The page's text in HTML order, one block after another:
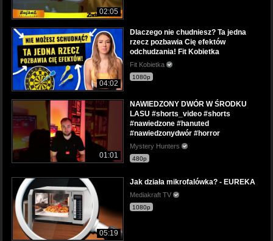
02:05
04:02
Dlaczego nie chudniesz? Ta jedna
rzecz pozbawia Cię efektów
odchudzania! Fit Kobietka
Fit Kobietka
1080p
01:01
NAWIEDZONY DWÓR W ŚRODKU
LASU #shorts_video #shorts
#nawiedzone #hanuted
#nawiedzonydwór #horror
Mystery Hunters
480p
05:19
Jak działa mikrofalówka? - EUREKA
Mediakraft TV
1080p